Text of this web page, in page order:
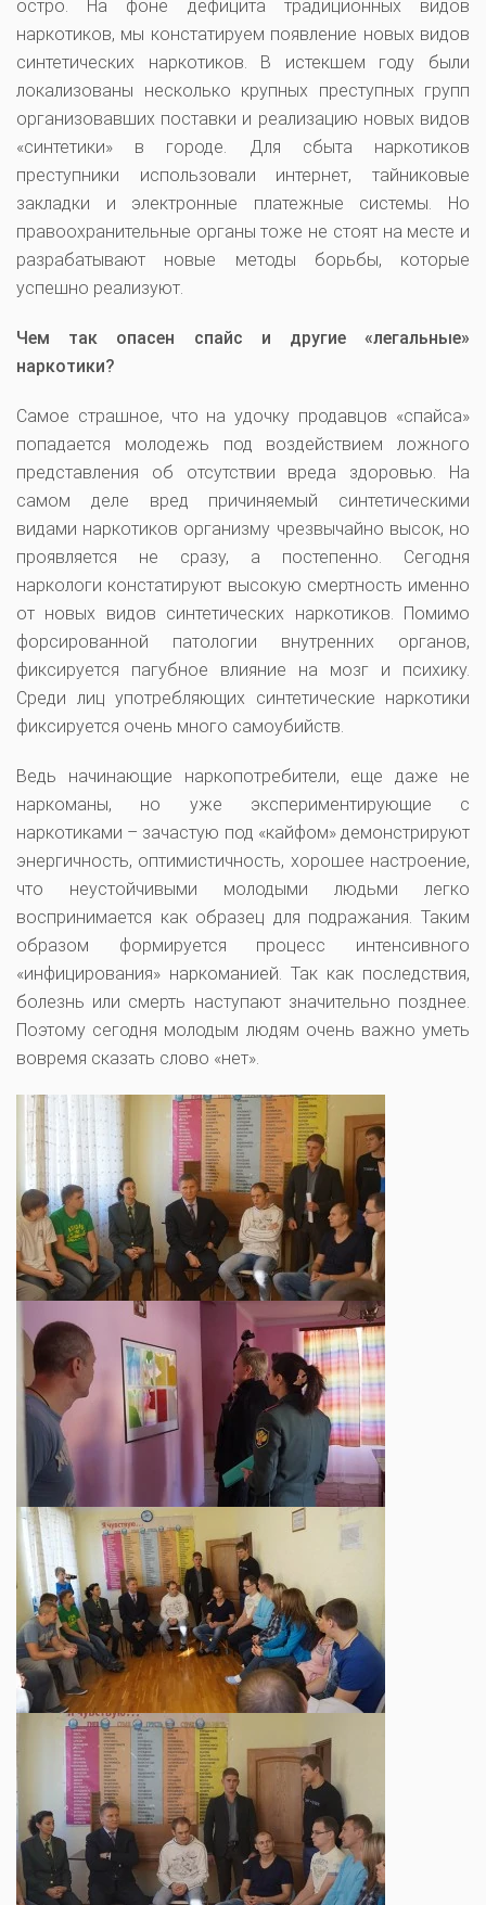
остро. На фоне дефицита традиционных видов
наркотиков, мы констатируем появление новых видов
синтетических наркотиков. В истекшем году были
локализованы несколько крупных преступных групп
организовавших поставки и реализацию новых видов
«синтетики» в городе. Для сбыта наркотиков
преступники использовали интернет, тайниковые
закладки и электронные платежные системы. Но
правоохранительные органы тоже не стоят на месте и
разрабатывают новые методы борьбы, которые
успешно реализуют.
Чем так опасен спайс и другие «легальные»
наркотики?
Самое страшное, что на удочку продавцов «спайса»
попадается молодежь под воздействием ложного
представления об отсутствии вреда здоровью. На
самом деле вред причиняемый синтетическими
видами наркотиков организму чрезвычайно высок, но
проявляется не сразу, а постепенно. Сегодня
наркологи констатируют высокую смертность именно
от новых видов синтетических наркотиков. Помимо
форсированной патологии внутренних органов,
фиксируется пагубное влияние на мозг и психику.
Среди лиц употребляющих синтетические наркотики
фиксируется очень много самоубийств.
Ведь начинающие наркопотребители, еще даже не
наркоманы, но уже экспериментирующие с
наркотиками – зачастую под «кайфом» демонстрируют
энергичность, оптимистичность, хорошее настроение,
что неустойчивыми молодыми людьми легко
воспринимается как образец для подражания. Таким
образом формируется процесс интенсивного
«инфицирования» наркоманией. Так как последствия,
болезнь или смерть наступают значительно позднее.
Поэтому сегодня молодым людям очень важно уметь
вовремя сказать слово «нет».